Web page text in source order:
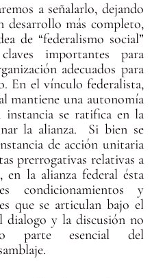
a señalarlo, dejando
más completo,
de “federalismo social”
importantes para
adecuados para
En el vínculo federalista,
mantiene una autonomía
se ratifica en la
la alianza. Si bien se
de acción unitaria
prerrogativas relativas a
la alianza federal ésta
condicionamientos y
que se articulan bajo el
dialogo y la discusión no
parte esencial del